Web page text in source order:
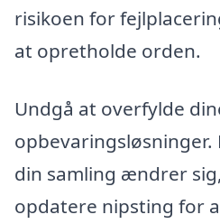
risikoen for
at opretholde orden.
Undgå at overfylde
din samling ændrer
opdatere nipsting for